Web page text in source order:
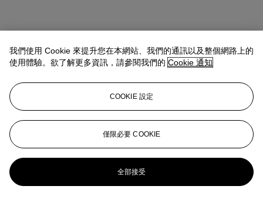
我們使用 Cookie 來提升您在本網站、我們的通訊以及整個網路上的
使用體驗。欲了解更多資訊，請參閱我們的 Cookie 通知
COOKIE 設定
僅限必要 COOKIE
全部接受